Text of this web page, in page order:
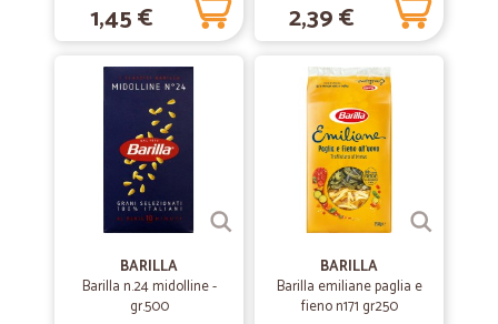
Questa volta è arrivato quanto richiesto, in aggiunta anche dei
prodotti mai ordinati, presuppongo sia stata una operazione
—Luciana D.
Consegna puntuale
Consegna puntuale, merce in perfetto stato. Ho comprato detersivi
per il bucato e per i piatti. Soddifatta.
15/10/2020
—Fabrizio R.
Ottimi prezzi e servizio preciso
1,45 € 2,39 €
BARILLA
Barilla n.24 midolline -
gr.500
BARILLA
Barilla emiliane paglia e
fieno n171 gr250